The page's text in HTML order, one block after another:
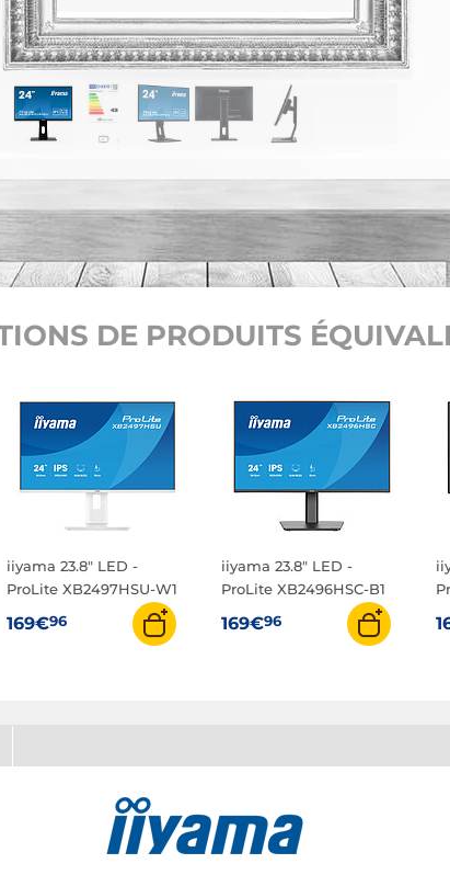
DE PRODUITS
iiyama 23.8" LED -
ProLite XB2497HSU-W1
169€96
iiyama 23.8" LED -
ProLite XB2496HSC-B1
169€96